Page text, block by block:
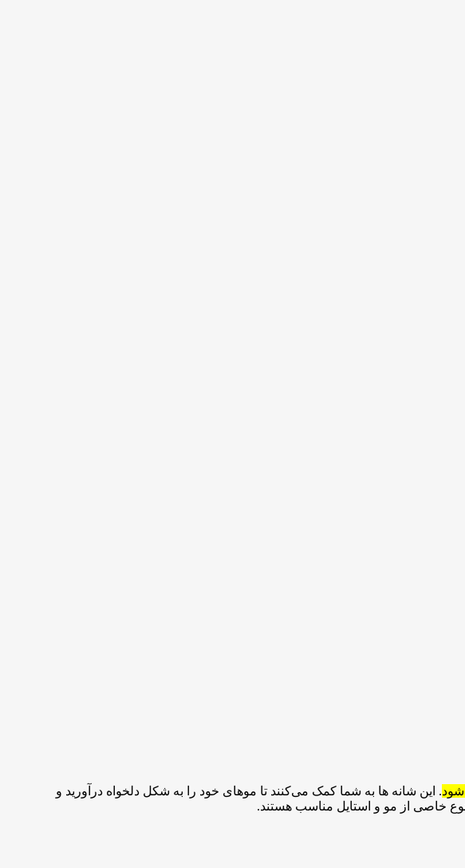
. این شانه ها به شما کمک می‌کنند تا موهای خود را به شکل دلخواه درآورید و
نوع خاصی از مو و استایل مناسب هستند.